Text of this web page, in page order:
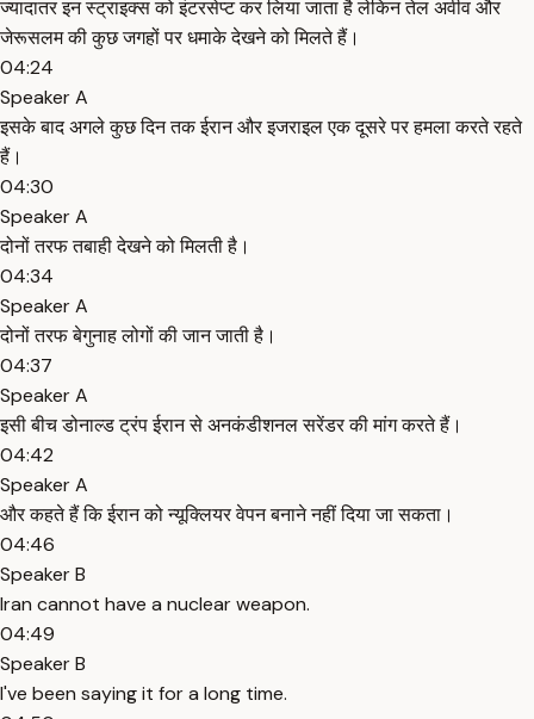
ज्यादातर इन स्ट्राइक्स को इंटरसेप्ट कर लिया जाता है लेकिन तेल अवीव और
जेरूसलम की कुछ जगहों पर धमाके देखने को मिलते हैं।
04:24
Speaker A
इसके बाद अगले कुछ दिन तक ईरान और इजराइल एक दूसरे पर हमला करते रहते
हैं।
04:30
Speaker A
दोनों तरफ तबाही देखने को मिलती है।
04:34
Speaker A
दोनों तरफ बेगुनाह लोगों की जान जाती है।
04:37
Speaker A
इसी बीच डोनाल्ड ट्रंप ईरान से अनकंडीशनल सरेंडर की मांग करते हैं।
04:42
Speaker A
और कहते हैं कि ईरान को न्यूक्लियर वेपन बनाने नहीं दिया जा सकता।
04:46
Speaker B
Iran cannot have a nuclear weapon.
04:49
Speaker B
I've been saying it for a long time.